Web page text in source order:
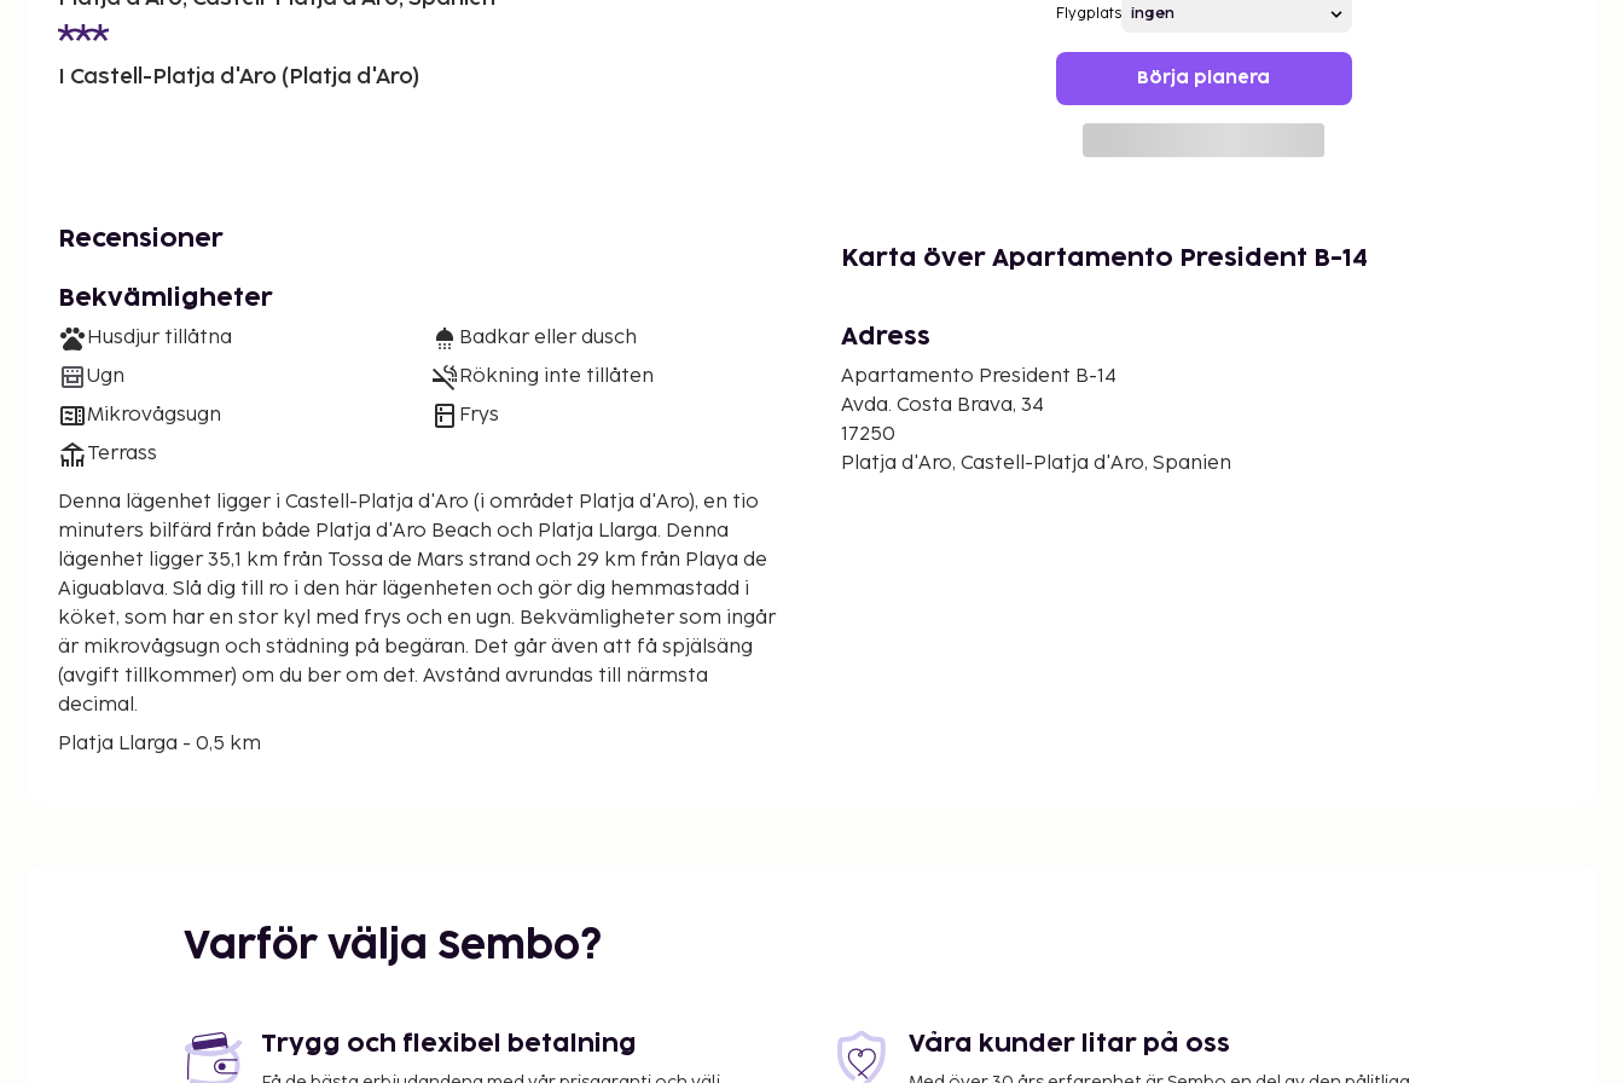
I Castell-Platja d'Aro (Platja d'Aro)
Flygplats
Börja planera
Recensioner
Bekvämligheter
Husdjur tillåtna
Ugn
Mikrovågsugn
Terrass
Badkar eller dusch
Rökning inte tillåten
Frys
Denna lägenhet ligger i Castell-Platja d'Aro (i området Platja d'Aro), en tio
minuters bilfärd från både Platja d'Aro Beach och Platja Llarga. Denna
lägenhet ligger 35,1 km från Tossa de Mars strand och 29 km från Playa de
Aiguablava. Slå dig till ro i den här lägenheten och gör dig hemmastadd i
köket, som har en stor kyl med frys och en ugn. Bekvämligheter som ingår
är mikrovågsugn och städning på begäran. Det går även att få spjälsäng
(avgift tillkommer) om du ber om det. Avstånd avrundas till närmsta
decimal.
Platja Llarga - 0,5 km
Cala Bella Dona - 2,3 km
Punta Pinell Sa Conca - 2,6 km
Sa Conca-stranden - 2,7 km
Karta över Apartamento President B-14
Adress
Apartamento President B-14
Avda. Costa Brava, 34
17250
Platja d'Aro, Castell-Platja d'Aro, Spanien
Varför välja Sembo?
Trygg och flexibel betalning Våra kunder litar på oss